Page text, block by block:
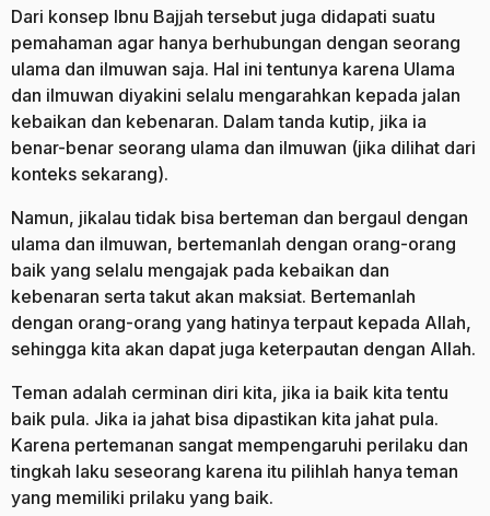
Dari konsep Ibnu Bajjah tersebut juga didapati suatu
pemahaman agar hanya berhubungan dengan seorang
ulama dan ilmuwan saja. Hal ini tentunya karena Ulama
dan ilmuwan diyakini selalu mengarahkan kepada jalan
kebaikan dan kebenaran. Dalam tanda kutip, jika ia
benar-benar seorang ulama dan ilmuwan (jika dilihat dari
konteks sekarang).
Namun, jikalau tidak bisa berteman dan bergaul dengan
ulama dan ilmuwan, bertemanlah dengan orang-orang
baik yang selalu mengajak pada kebaikan dan
kebenaran serta takut akan maksiat. Bertemanlah
dengan orang-orang yang hatinya terpaut kepada Allah,
sehingga kita akan dapat juga keterpautan dengan Allah.
Teman adalah cerminan diri kita, jika ia baik kita tentu
baik pula. Jika ia jahat bisa dipastikan kita jahat pula.
Karena pertemanan sangat mempengaruhi perilaku dan
tingkah laku seseorang karena itu pilihlah hanya teman
yang memiliki prilaku yang baik.